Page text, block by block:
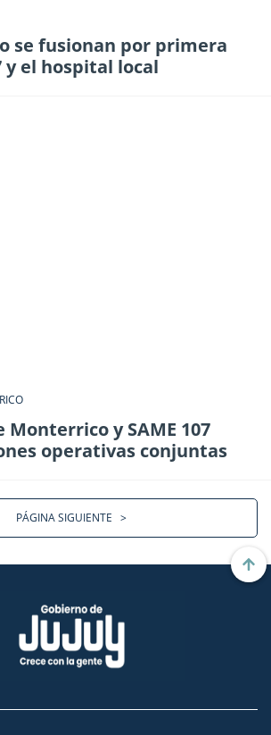
se fusionan por primera
y el hospital local
Monterrico y SAME 107
operativas conjuntas
PÁGINA SIGUIENTE >